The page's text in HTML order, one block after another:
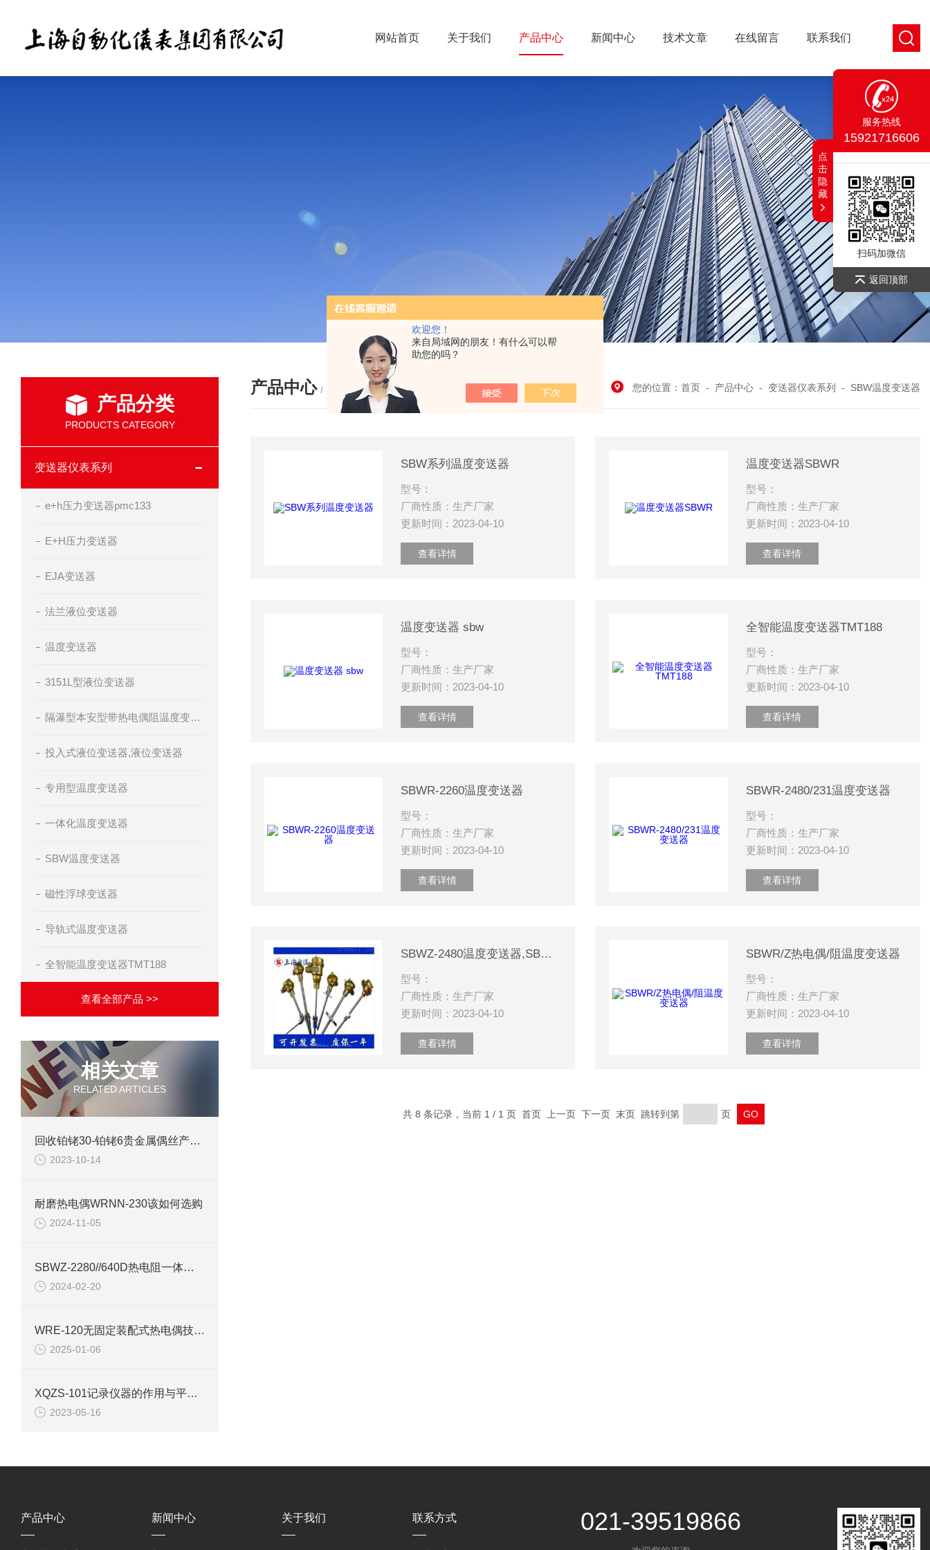
欢迎您！
来自局域网的朋友！有什么可以帮
助您的吗？
网站首页 关于我们 产品中心 新闻中心 技术文章 在线留言 联系我们
产品分类
PRODUCTS CATEGORY
变送器仪表系列
e+h压力变送器pmc133
E+H压力变送器
EJA变送器
法兰液位变送器
温度变送器
3151L型液位变送器
隔瀑型本安型带热电偶阻温度变送器
投入式液位变送器,液位变送器
专用型温度变送器
一体化温度变送器
SBW温度变送器
磁性浮球变送器
导轨式温度变送器
全智能温度变送器TMT188
查看全部产品 >>
相关文章
RELATED ARTICLES
回收铂铑30-铂铑6贵金属偶丝产品性能
2023-10-14
耐磨热电偶WRNN-230该如何选购
2024-11-05
SBWZ-2280//640D热电阻一体化变送器产品介绍
2024-02-20
WRE-120无固定装配式热电偶技术特点
2025-01-06
XQZS-101记录仪器的作用与平衡记录仪的特点
2023-05-16
产品中心 / PRODUCTS 您的位置： 首页 - 产品中心 - 变送器仪表系列 - SBW温度变送器
SBW系列温度变送器
型号：
厂商性质：生产厂家
更新时间：2023-04-10
查看详情
温度变送器SBWR
型号：
厂商性质：生产厂家
更新时间：2023-04-10
查看详情
温度变送器 sbw
型号：
厂商性质：生产厂家
更新时间：2023-04-10
查看详情
全智能温度变送器TMT188
型号：
厂商性质：生产厂家
更新时间：2023-04-10
查看详情
SBWR-2260温度变送器
型号：
厂商性质：生产厂家
更新时间：2023-04-10
查看详情
SBWR-2480/231温度变送器
型号：
厂商性质：生产厂家
更新时间：2023-04-10
查看详情
SBWZ-2480温度变送器,SBWZ-2460温度变送器
型号：
厂商性质：生产厂家
更新时间：2023-04-10
查看详情
SBWR/Z热电偶/阻温度变送器
型号：
厂商性质：生产厂家
更新时间：2023-04-10
查看详情
共 8 条记录，当前 1 / 1 页 首页 上一页 下一页 末页 跳转到第 页
产品中心 新闻中心 关于我们 联系方式 021-39519866
服务热线
15921716606
扫码加微信
返回顶部
点
击
隐
藏